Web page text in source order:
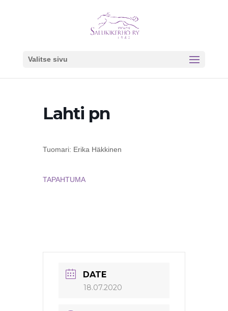
Valitse sivu
Lahti pn
Tuomari: Erika Häkkinen
TAPAHTUMA
DATE
18.07.2020